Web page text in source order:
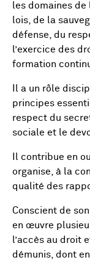
les domaines de
lois, de la
défense, du
l’exercice des
formation
Il a un rôle
principes
respect du
sociale et le
Il contribue en
organise, à la
qualité des
Conscient de
en œuvre
l’accès au droit
démunis, dont